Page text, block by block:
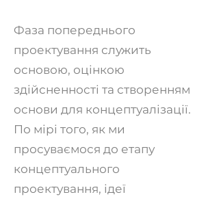
Фаза попереднього
проектування служить
основою, оцінкою
здійсненності та створенням
основи для концептуалізації.
По мірі того, як ми
просуваємося до етапу
концептуального
проектування, ідеї